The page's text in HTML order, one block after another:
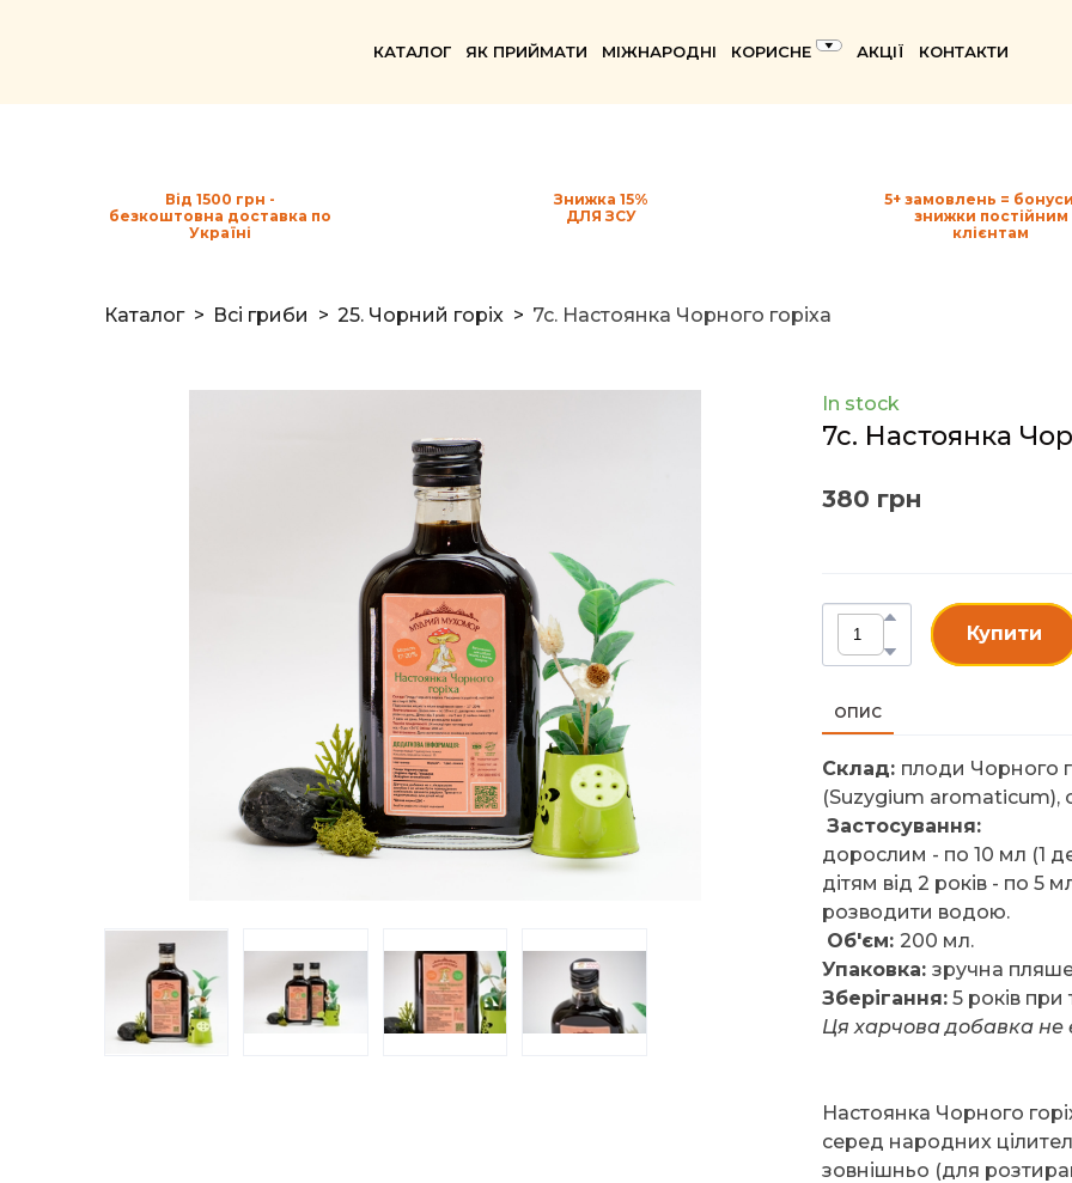
КАТАЛОГ ЯК ПРИЙМАТИ МІЖНАРОДНІ КОРИСНЕ АКЦІЇ КОНТАКТИ
Знижка 15%
ДЛЯ ЗСУ
Від 1500 грн -
безкоштовна доставка по
Україні
5+ замовлень =
знижки постійним
клієнтам
Каталог Всі гриби 25. Чорний горіх 7c. Настоянка Чорного горіха
In stock
7c. Настоянка
380 грн
Купити
ОПИС
Склад: плоди Чорного
(Suzygium aromaticum),
Застосування:
дорослим - по 10 мл (1
дітям від 2 років - по
розводити водою.
Об'єм: 200 мл.
Упаковка: зручна
Зберігання: 5 років при
Ця харчова добавка не
Настоянка Чорного
серед народних
зовнішньо (для